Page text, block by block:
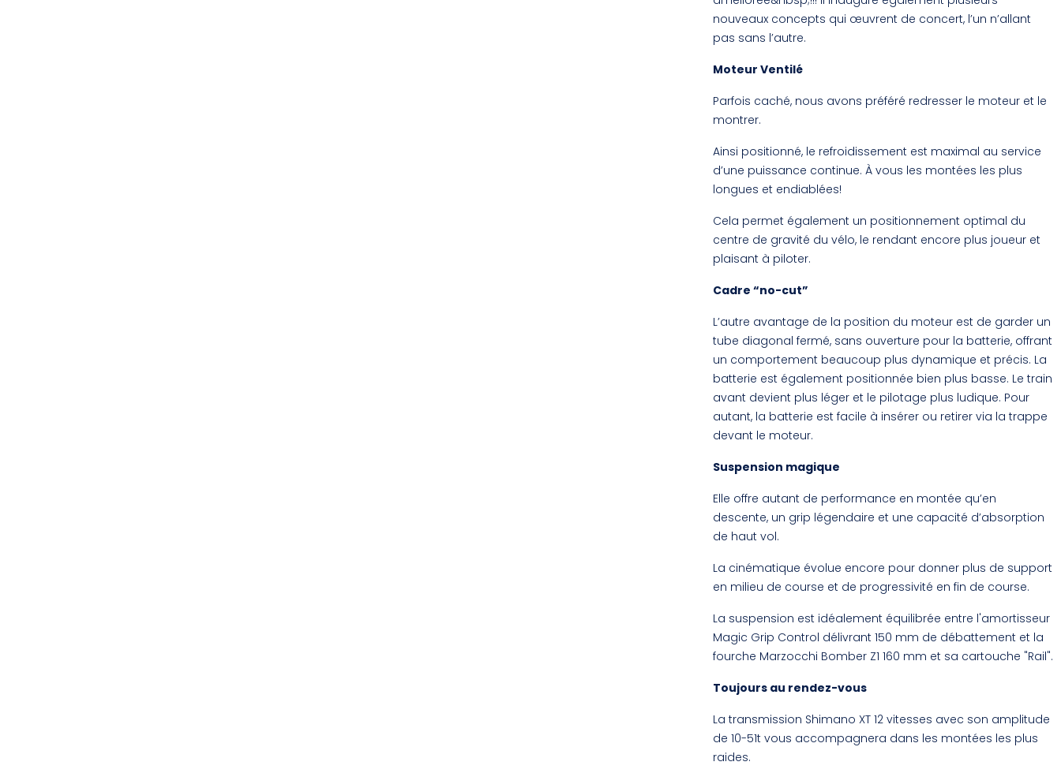
nouveaux concepts qui œuvrent de concert, l’un n’allant
pas sans l’autre.
Moteur Ventilé
Parfois caché, nous avons préféré redresser le moteur et le
montrer.
Ainsi positionné, le refroidissement est maximal au service
d’une puissance continue. À vous les montées les plus
longues et endiablées!
Cela permet également un positionnement optimal du
centre de gravité du vélo, le rendant encore plus joueur et
plaisant à piloter.
Cadre “no-cut”
L’autre avantage de la position du moteur est de garder un
tube diagonal fermé, sans ouverture pour la batterie, offrant
un comportement beaucoup plus dynamique et précis. La
batterie est également positionnée bien plus basse. Le train
avant devient plus léger et le pilotage plus ludique. Pour
autant, la batterie est facile à insérer ou retirer via la trappe
devant le moteur.
Suspension magique
Elle offre autant de performance en montée qu’en
descente, un grip légendaire et une capacité d’absorption
de haut vol.
La cinématique évolue encore pour donner plus de support
en milieu de course et de progressivité en fin de course.
La suspension est idéalement équilibrée entre l'amortisseur
Magic Grip Control délivrant 150 mm de débattement et la
fourche Marzocchi Bomber Z1 160 mm et sa cartouche "Rail".
Toujours au rendez-vous
La transmission Shimano XT 12 vitesses avec son amplitude
de 10-51t vous accompagnera dans les montées les plus
raides.